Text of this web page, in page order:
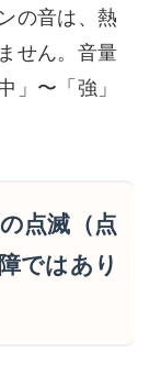
の音は、熱
せん。音量
」〜「強」
点滅（点
ではあり